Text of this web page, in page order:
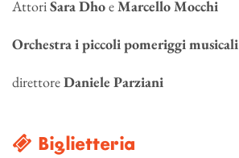
AttoriSara DhoeMarcello Mocchi
Orchestra i piccoli pomeriggi musicali
direttoreDaniele Parziani
Biglietteria